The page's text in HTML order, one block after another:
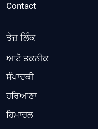
Contact
ਤੇਜ਼ ਲਿੰਕ
ਆਟੋ ਤਕਨੀਕ
ਸੰਪਾਦਕੀ
ਹਰਿਆਣਾ
ਹਿਮਾਚਲ